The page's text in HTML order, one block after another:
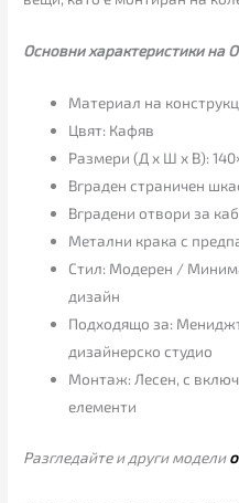
Основни характеристики на
Материал на
Цвят: Кафяв
Размери (Д х Ш х В):
Вграден страничен
Вградени отвори за
Метални крака с
Стил: Модерен /
дизайн
Подходящо за:
дизайнерско студио
Монтаж: Лесен, с
елементи
Разгледайте и други модели